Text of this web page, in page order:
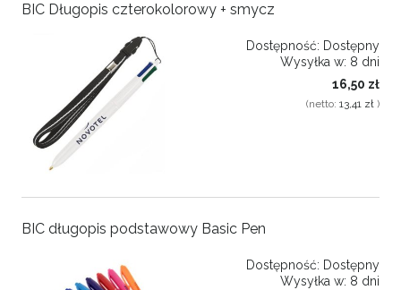
BIC Długopis czterokolorowy + smycz
Dostępność: Dostępny
Wysyłka w: 8 dni
16,50 zł
(netto: 13,41 zł )
BIC długopis podstawowy Basic Pen
Dostępność: Dostępny
Wysyłka w: 8 dni